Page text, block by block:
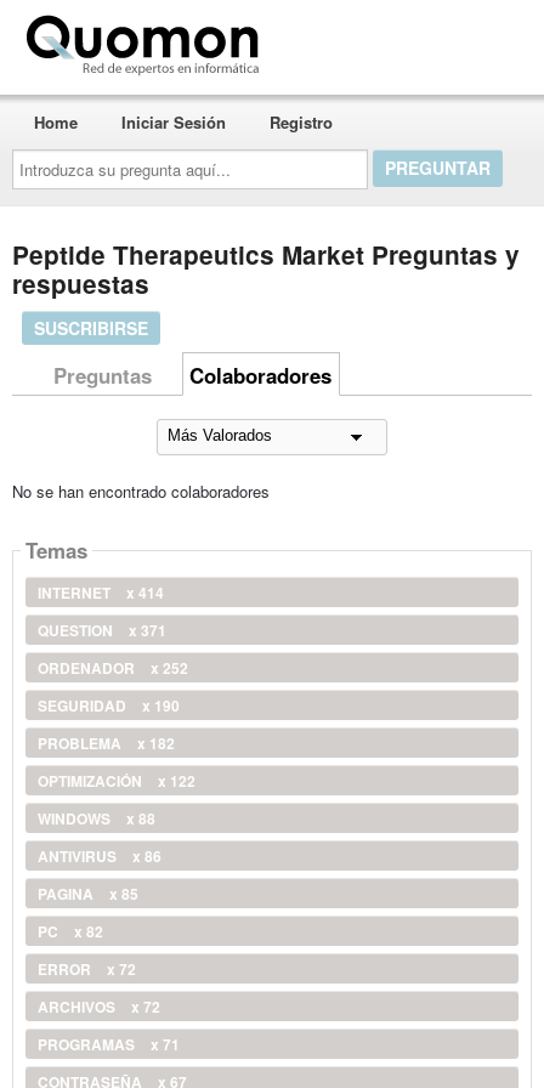
Introduzca
su
pregunta
aquí...
Home Iniciar Sesión Registro
Peptide Therapeutics Market Preguntas y
respuestas
SUSCRIBIRSE
Preguntas Colaboradores
No se han encontrado colaboradores
Temas
INTERNET
x 414
QUESTION
x 371
ORDENADOR
x 252
SEGURIDAD
x 190
PROBLEMA
x 182
OPTIMIZACIÓN
x 122
WINDOWS
x 88
ANTIVIRUS
x 86
PAGINA
x 85
PC
x 82
ERROR
x 72
ARCHIVOS
x 72
PROGRAMAS
x 71
CONTRASEÑA
x 67